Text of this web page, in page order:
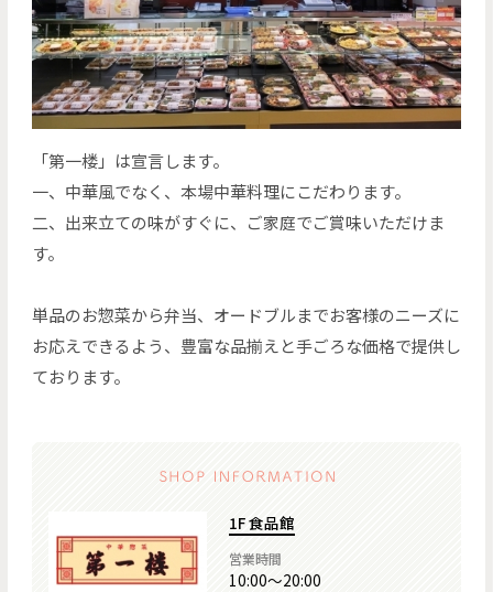
「第一楼」は宣言します。
一、中華風でなく、本場中華料理にこだわります。
二、出来立ての味がすぐに、ご家庭でご賞味いただけま
す。
単品のお惣菜から弁当、オードブルまでお客様のニーズに
お応えできるよう、豊富な品揃えと手ごろな価格で提供し
ております。
1F 食品館
営業時間
10:00～20:00